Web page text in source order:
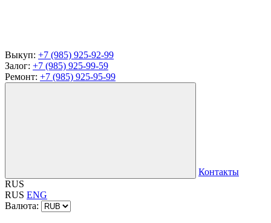
Выкуп: +7 (985) 925-92-99
Залог: +7 (985) 925-99-59
Ремонт: +7 (985) 925-95-99
Контакты
RUS
RUS ENG
Валюта: